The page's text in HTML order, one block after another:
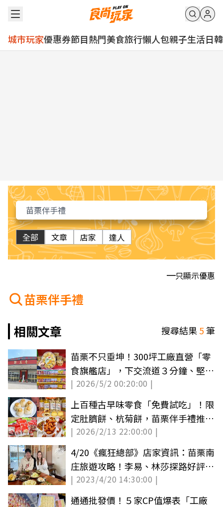
城市玩家優惠券節目熱門美食旅行懶人包親子生活日韓
全部 文章 店家 達人
只顯示優惠
苗栗伴手禮
相關文章
搜尋結果5筆
苗栗不只垂坤！300坪工廠直營「零
食旗艦店」，下交流道３分鐘、堅果
花生50元起
| 2026/5/2 00:20:00 |
上百種古早味零食「免費試吃」！限
定肚臍餅、杭菊餅，苗栗伴手禮推薦
８選
| 2026/2/13 22:00:00 |
4/20《瘋狂總部》店家資訊：苗栗南
庄旅遊攻略！李易、林莎探路好評美
食＋景點
| 2023/4/20 14:30:00 |
通通批發價！５家CP值爆表「工廠